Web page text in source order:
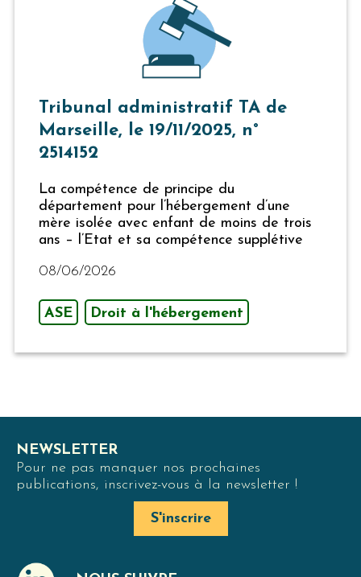
Tribunal administratif TA de
Marseille, le 19/11/2025, n°
2514152
La compétence de principe du
département pour l’hébergement d’une
mère isolée avec enfant de moins de trois
ans – l’Etat et sa compétence supplétive
08/06/2026
ASE Droit à l'hébergement
NEWSLETTER
Pour ne pas manquer nos prochaines
publications, inscrivez-vous à la newsletter !
S'inscrire